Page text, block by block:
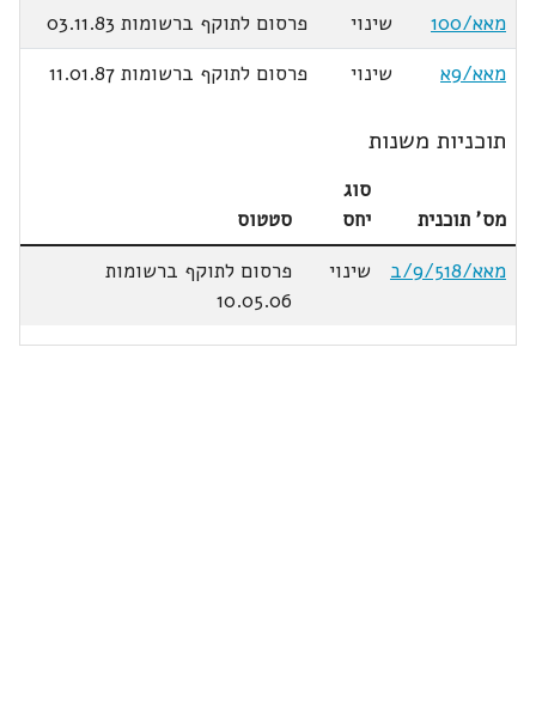
מאא/100
שינוי
פרסום לתוקף ברשומות 03.11.83
מאא/9א
שינוי פרסום לתוקף ברשומות 11.01.87
תוכניות משנות
מס' תוכנית
סוג
יחס
סטטוס
מאא/9/518/ב
שינוי
פרסום לתוקף ברשומות
10.05.06